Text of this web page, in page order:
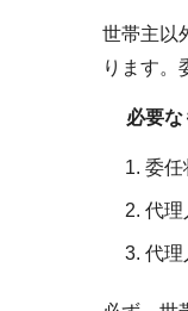
世帯主以
ります。
必要な
委任
代理
代理